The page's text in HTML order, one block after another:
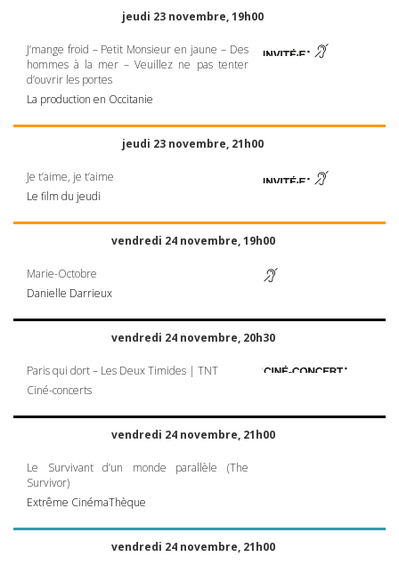
jeudi 23 novembre, 19h00
J’mange froid – Petit Monsieur en jaune – Des
hommes à la mer – Veuillez ne pas tenter
d’ouvrir les portes
La production en Occitanie
jeudi 23 novembre, 21h00
Je t’aime, je t’aime
Le film du jeudi
vendredi 24 novembre, 19h00
Marie-Octobre
Danielle Darrieux
vendredi 24 novembre, 20h30
Paris qui dort – Les Deux Timides | TNT
Ciné-concerts
vendredi 24 novembre, 21h00
Le Survivant d’un monde parallèle (The
Survivor)
Extrême CinémaThèque
vendredi 24 novembre, 21h00